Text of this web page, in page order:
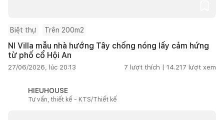
Biệt thự Trên 200m2
NI Villa mẫu nhà hướng Tây chống nóng lấy cảm hứng
từ phố cổ Hội An
27/06/2026, lúc 20:13 7 lượt thích | 14.217 lượt xem
HIEUHOUSE
Tư vấn, thiết kế - KTS/Thiết kế